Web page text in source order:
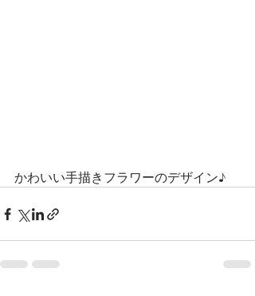
かわいい手描きフラワーのデザイン♪